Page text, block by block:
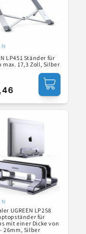
LP451 Ständer für
max. 17,3 Zoll, Silber
UGREEN LP258
für
mit einer Dicke von
26mm, Silber